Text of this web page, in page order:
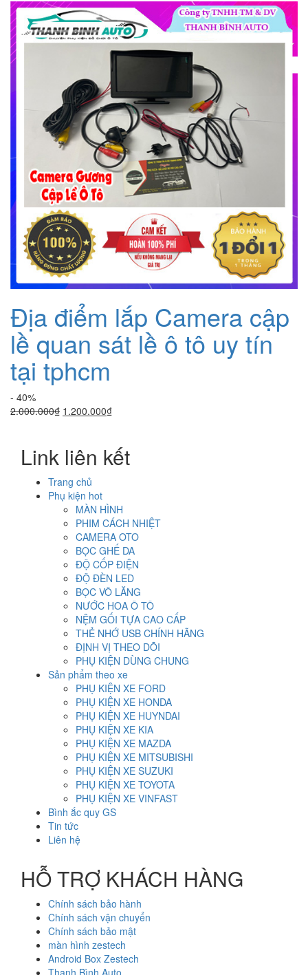
gốc
là:
2.000.000₫.
hiện
tại
là:
1.200.000₫.
Địa điểm lắp Camera cập
lề quan sát lề ô tô uy tín
tại tphcm
- 40%
2.000.000₫ Giá
2.000.000₫.
1.200.000₫Giá
là:
1.200.000₫.
Link liên kết
Trang chủ
Phụ kiện hot
MÀN HÌNH
PHIM CÁCH NHIỆT
CAMERA OTO
BỌC GHẾ DA
ĐỘ CỐP ĐIỆN
ĐỘ ĐÈN LED
BỌC VÔ LĂNG
NƯỚC HOA Ô TÔ
NỆM GỐI TỰA CAO CẤP
THẺ NHỚ USB CHÍNH HÃNG
ĐỊNH VỊ THEO DÕI
PHỤ KIỆN DÙNG CHUNG
Sản phẩm theo xe
PHỤ KIỆN XE FORD
PHỤ KIỆN XE HONDA
PHỤ KIỆN XE HUYNDAI
PHỤ KIỆN XE KIA
PHỤ KIỆN XE MAZDA
PHỤ KIỆN XE MITSUBISHI
PHỤ KIỆN XE SUZUKI
PHỤ KIỆN XE TOYOTA
PHỤ KIỆN XE VINFAST
Bình ắc quy GS
Tin tức
Liên hệ
HỖ TRỢ KHÁCH HÀNG
Chính sách bảo hành
Chính sách vận chuyển
Chính sách bảo mật
màn hình zestech
Android Box Zestech